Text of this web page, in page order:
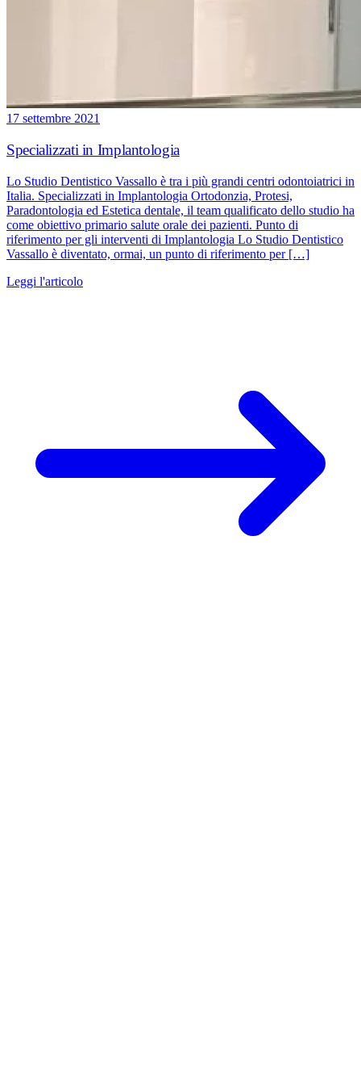
17 settembre 2021
Specializzati in Implantologia
Lo Studio Dentistico Vassallo è tra i più grandi centri odontoiatrici in
Italia. Specializzati in Implantologia Ortodonzia, Protesi,
Paradontologia ed Estetica dentale, il team qualificato dello studio ha
come obiettivo primario salute orale dei pazienti. Punto di
riferimento per gli interventi di Implantologia Lo Studio Dentistico
Vassallo è diventato, ormai, un punto di riferimento per […]
Leggi l'articolo